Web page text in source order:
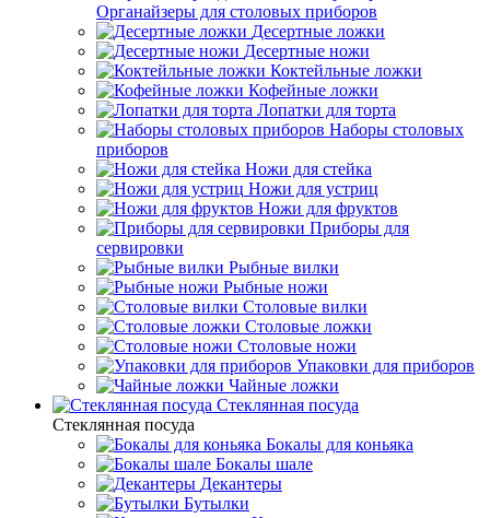
Органайзеры для столовых приборов
Десертные ложки
Десертные ножи
Коктейльные ложки
Кофейные ложки
Лопатки для торта
Наборы столовых
приборов
Ножи для стейка
Ножи для устриц
Ножи для фруктов
Приборы для
сервировки
Рыбные вилки
Рыбные ножи
Столовые вилки
Столовые ложки
Столовые ножи
Упаковки для приборов
Чайные ложки
Стеклянная посуда
Стеклянная посуда
Бокалы для коньяка
Бокалы шале
Декантеры
Бутылки